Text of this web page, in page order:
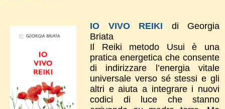
IO VIVO REIKI di Georgia
Briata
Il Reiki metodo Usui è una
pratica energetica che consente
di indirizzare l’energia vitale
universale verso sé stessi e gli
altri e aiuta a integrare i nuovi
codici di luce che stanno